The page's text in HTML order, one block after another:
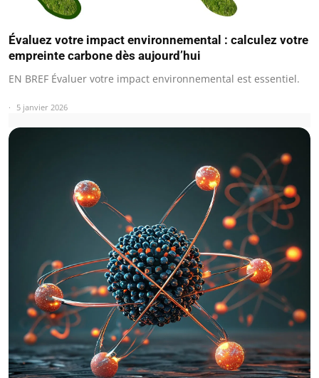
Évaluez votre impact environnemental : calculez votre
empreinte carbone dès aujourd’hui
EN BREF Évaluer votre impact environnemental est essentiel.
5 janvier 2026